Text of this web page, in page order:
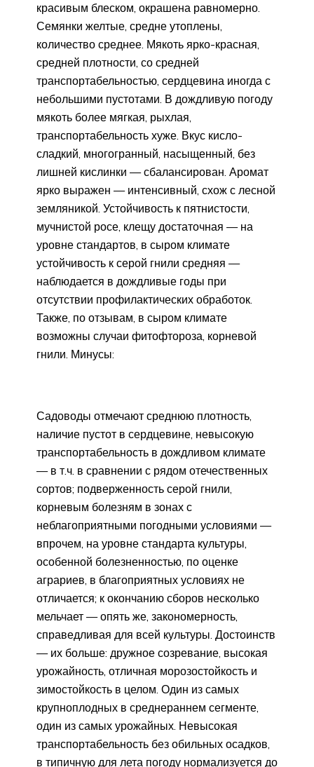
красивым блеском, окрашена равномерно.
Семянки желтые, средне утоплены,
количество среднее. Мякоть ярко-красная,
средней плотности, со средней
транспортабельностью, сердцевина иногда с
небольшими пустотами. В дождливую погоду
мякоть более мягкая, рыхлая,
транспортабельность хуже. Вкус кисло-
сладкий, многогранный, насыщенный, без
лишней кислинки — сбалансирован. Аромат
ярко выражен — интенсивный, схож с лесной
земляникой. Устойчивость к пятнистости,
мучнистой росе, клещу достаточная — на
уровне стандартов, в сыром климате
устойчивость к серой гнили средняя —
наблюдается в дождливые годы при
отсутствии профилактических обработок.
Также, по отзывам, в сыром климате
возможны случаи фитофтороза, корневой
гнили. Минусы:
Садоводы отмечают среднюю плотность,
наличие пустот в сердцевине, невысокую
транспортабельность в дождливом климате
— в т.ч. в сравнении с рядом отечественных
сортов; подверженность серой гнили,
корневым болезням в зонах с
неблагоприятными погодными условиями —
впрочем, на уровне стандарта культуры,
особенной болезненностью, по оценке
аграриев, в благоприятных условиях не
отличается; к окончанию сборов несколько
мельчает — опять же, закономерность,
справедливая для всей культуры. Достоинств
— их больше: дружное созревание, высокая
урожайность, отличная морозостойкость и
зимостойкость в целом. Один из самых
крупноплодных в среднераннем сегменте,
один из самых урожайных. Невысокая
транспортабельность без обильных осадков,
в типичную для лета погоду нормализуется до